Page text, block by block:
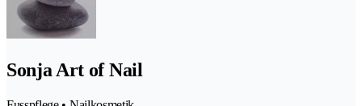
Sonja Art of Nail